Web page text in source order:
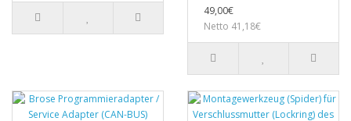
49,00€
Netto 41,18€